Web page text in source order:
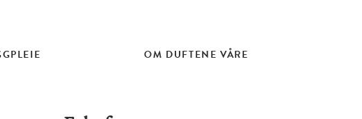
OM DUFTENE VÅRE